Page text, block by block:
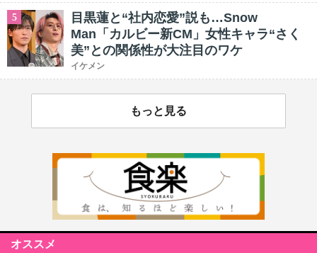
5
目黒蓮と“社内恋愛”説も…Snow
Man「カルビー新CM」女性キャラ“さく
美”との関係性が大注目のワケ
イケメン
もっと見る
オススメ